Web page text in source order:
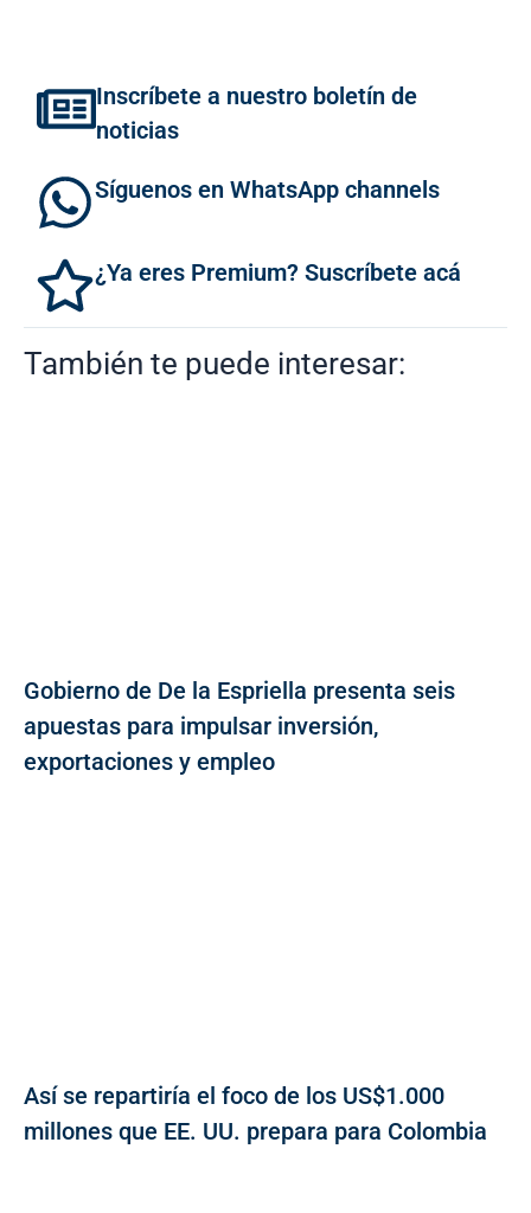
Inscríbete a nuestro boletín de
noticias
Síguenos en WhatsApp channels
¿Ya eres Premium? Suscríbete acá
También te puede interesar:
Gobierno de De la Espriella presenta seis
apuestas para impulsar inversión,
exportaciones y empleo
Así se repartiría el foco de los US$1.000
millones que EE. UU. prepara para Colombia